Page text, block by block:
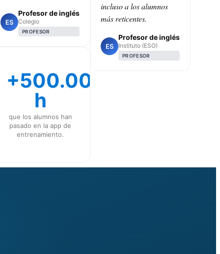
ES
Profesor de inglés
Colegio
PROFESOR
+500.000
h
que los alumnos han
pasado en la app de
entrenamiento.
incluso a los alumnos
más reticentes.
ES
Profesor de inglés
Instituto (ESO)
PROFESOR